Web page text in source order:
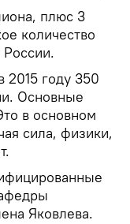
плюс 3
количество
России.
2015 году 350
Основные
в основном
сила, физики,
Яковлева.